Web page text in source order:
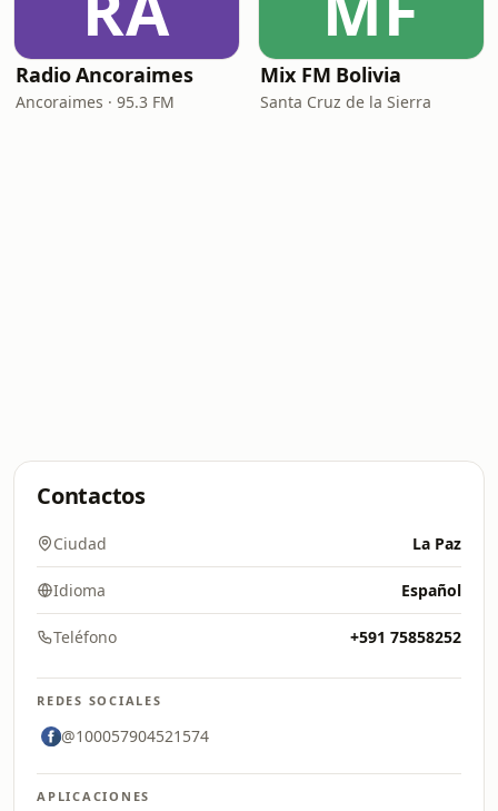
Radio Ancoraimes
Ancoraimes · 95.3 FM
Mix FM Bolivia
Santa Cruz de la Sierra
Contactos
Ciudad La Paz
Idioma Español
Teléfono +591 75858252
REDES SOCIALES
@100057904521574
APLICACIONES